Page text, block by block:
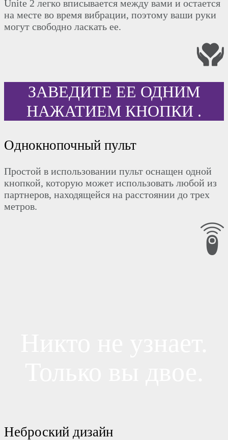
Unite 2 легко вписывается между вами и остается
на месте во время вибрации, поэтому ваши руки
могут свободно ласкать ее.
ЗАВЕДИТЕ ЕЕ ОДНИМ
НАЖАТИЕМ КНОПКИ .
Однокнопочный пульт
Простой в использовании пульт оснащен одной
кнопкой, которую может использовать любой из
партнеров, находящейся на расстоянии до трех
метров.
Неброский дизайн